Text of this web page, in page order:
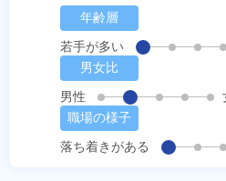
年齢層
若手が多い
男女比
男性
職場の様子
落ち着きがある